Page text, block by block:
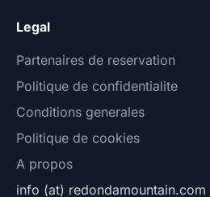
Legal
Partenaires de reservation
Politique de confidentialite
Conditions generales
Politique de cookies
A propos
info (at) redondamountain.com